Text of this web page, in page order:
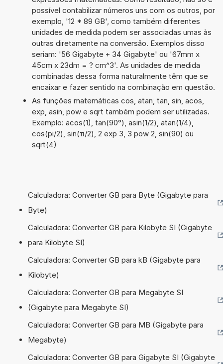
possível contabilizar números uns com os outros, por
exemplo, '12 * 89 GB', como também diferentes
unidades de medida podem ser associadas umas às
outras diretamente na conversão. Exemplos disso
seriam: '56 Gigabyte + 34 Gigabyte' ou '67mm x
45cm x 23dm = ? cm^3'. As unidades de medida
combinadas dessa forma naturalmente têm que se
encaixar e fazer sentido na combinação em questão.
As funções matemáticas cos, atan, tan, sin, acos,
exp, asin, pow e sqrt também podem ser utilizadas.
Exemplo: acos(1), tan(90°), asin(1/2), atan(1/4),
cos(pi/2), sin(π/2), 2 exp 3, 3 pow 2, sin(90) ou
sqrt(4)
Calculadora: Converter GB para Byte (Gigabyte para
Byte)
Calculadora: Converter GB para Kilobyte SI (Gigabyte
para Kilobyte SI)
Calculadora: Converter GB para kB (Gigabyte para
Kilobyte)
Calculadora: Converter GB para Megabyte SI
(Gigabyte para Megabyte SI)
Calculadora: Converter GB para MB (Gigabyte para
Megabyte)
Calculadora: Converter GB para Gigabyte SI (Gigabyte